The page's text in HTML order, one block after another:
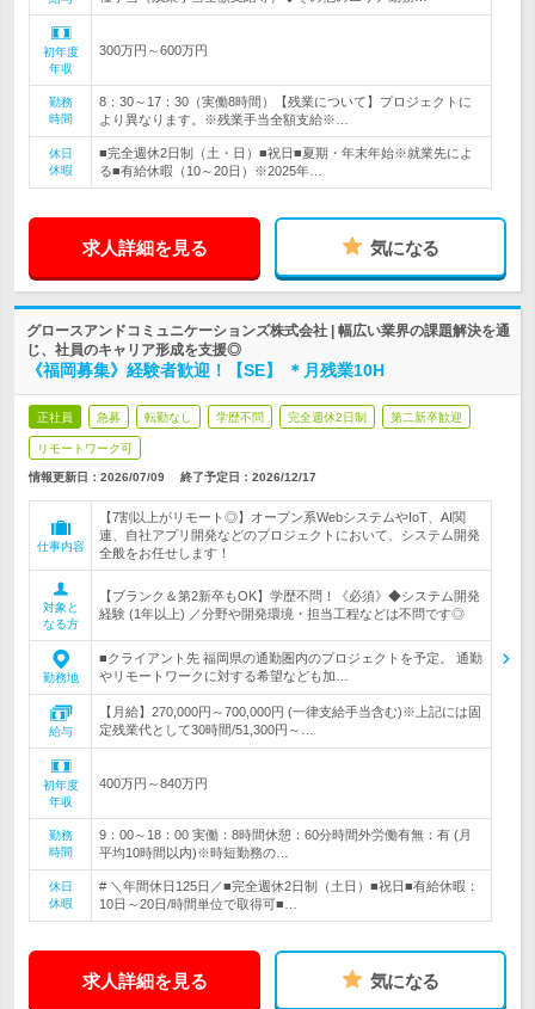
初年度
年収
300万円～600万円
勤務
時間
8：30～17：30（実働8時間）【残業について】プロジェクトに
より異なります。※残業手当全額支給※…
休日
休暇
■完全週休2日制（土・日）■祝日■夏期・年末年始※就業先によ
る■有給休暇（10～20日）※2025年…
求人詳細を見る 気になる
グロースアンドコミュニケーションズ株式会社 | 幅広い業界の課題解決を通
じ、社員のキャリア形成を支援◎
《福岡募集》経験者歓迎！【SE】 ＊月残業10H
正社員 急募 転勤なし 学歴不問 完全週休2日制 第二新卒歓迎
リモートワーク可
情報更新日：2026/07/09 終了予定日： 2026/12/17
仕事内容
【7割以上がリモート◎】オープン系WebシステムやIoT、AI関
連、自社アプリ開発などのプロジェクトにおいて、システム開発
全般をお任せします！
対象と
なる方
【ブランク＆第2新卒もOK】学歴不問！《必須》◆システム開発
経験 (1年以上) ／分野や開発環境・担当工程などは不問です◎
勤務地
■クライアント先 福岡県の通勤圏内のプロジェクトを予定。 通勤
やリモートワークに対する希望なども加…
給与
【月給】270,000円～700,000円 (一律支給手当含む)※上記には固
定残業代として30時間/51,300円～…
初年度
年収
400万円～840万円
勤務
時間
9：00～18：00 実働：8時間休憩：60分時間外労働有無：有 (月
平均10時間以内)※時短勤務の…
休日
休暇
# ＼年間休日125日／■完全週休2日制（土日）■祝日■有給休暇：
10日～20日/時間単位で取得可■…
求人詳細を見る 気になる